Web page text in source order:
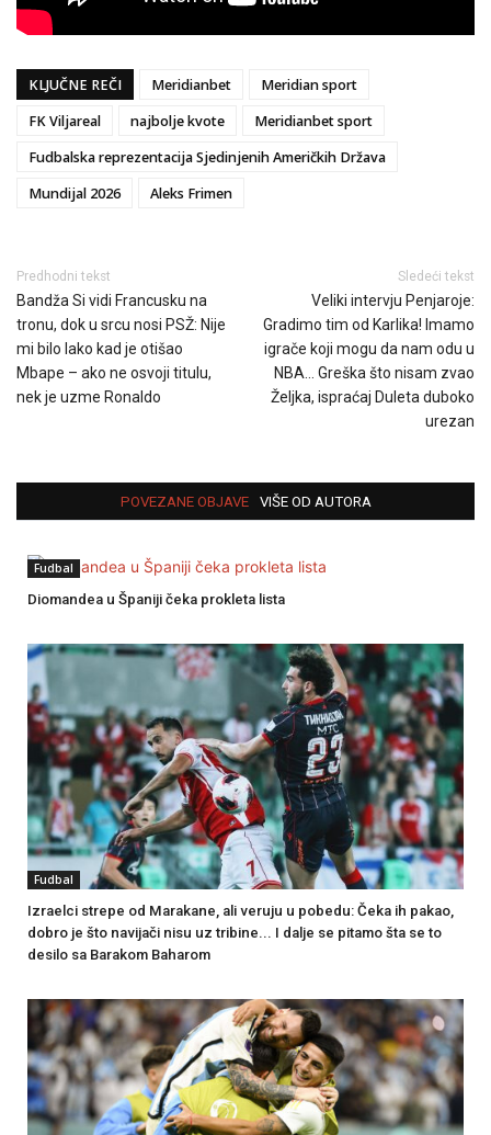
KLJUČNE REČI Meridianbet
Meridian sport
FK Viljareal
najbolje kvote
Meridianbet sport
Fudbalska reprezentacija Sjedinjenih Američkih Država
Mundijal 2026
Aleks Frimen
Predhodni tekst
Bandža Si vidi Francusku na
tronu, dok u srcu nosi PSŽ: Nije
mi bilo lako kad je otišao
Mbape – ako ne osvoji titulu,
nek je uzme Ronaldo
Sledeći tekst
Veliki intervju Penjaroje:
Gradimo tim od Karlika! Imamo
igrače koji mogu da nam odu u
NBA… Greška što nisam zvao
Željka, ispraćaj Duleta duboko
urezan
POVEZANE OBJAVE VIŠE OD AUTORA
Fudbal
Diomandea u Španiji čeka prokleta lista
Fudbal
Izraelci strepe od Marakane, ali veruju u pobedu: Čeka ih pakao,
dobro je što navijači nisu uz tribine... I dalje se pitamo šta se to
desilo sa Barakom Baharom